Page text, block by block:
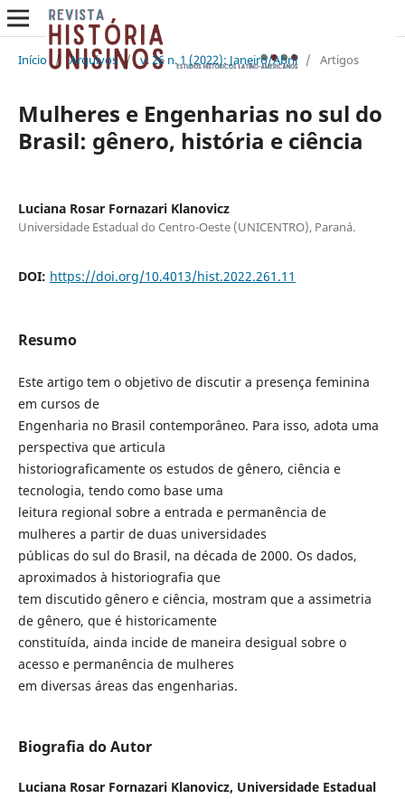
Início / Arquivos / v. 26 n. 1 (2022): Janeiro/Abril / Artigos
Mulheres e Engenharias no sul do
Brasil: gênero, história e ciência
Luciana Rosar Fornazari Klanovicz
Universidade Estadual do Centro-Oeste (UNICENTRO), Paraná.
DOI: https://doi.org/10.4013/hist.2022.261.11
Resumo
Este artigo tem o objetivo de discutir a presença feminina
em cursos de
Engenharia no Brasil contemporâneo. Para isso, adota uma
perspectiva que articula
historiograficamente os estudos de gênero, ciência e
tecnologia, tendo como base uma
leitura regional sobre a entrada e permanência de
mulheres a partir de duas universidades
públicas do sul do Brasil, na década de 2000. Os dados,
aproximados à historiografia que
tem discutido gênero e ciência, mostram que a assimetria
de gênero, que é historicamente
constituída, ainda incide de maneira desigual sobre o
acesso e permanência de mulheres
em diversas áreas das engenharias.
Biografia do Autor
Luciana Rosar Fornazari Klanovicz, Universidade Estadual